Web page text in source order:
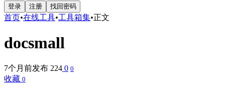
登录 注册 找回密码
首页•在线工具•工具箱集•正文
docsmall
7个月前发布 224 0 0
收藏 0